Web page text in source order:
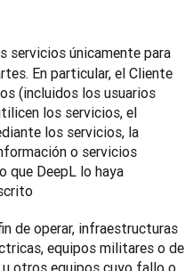
servicios únicamente para
En particular, el Cliente
(incluidos los usuarios
los servicios, el
los servicios, la
o servicios
que DeepL lo haya
de operar, infraestructuras
equipos militares o de
otros equipos cuyo fallo o